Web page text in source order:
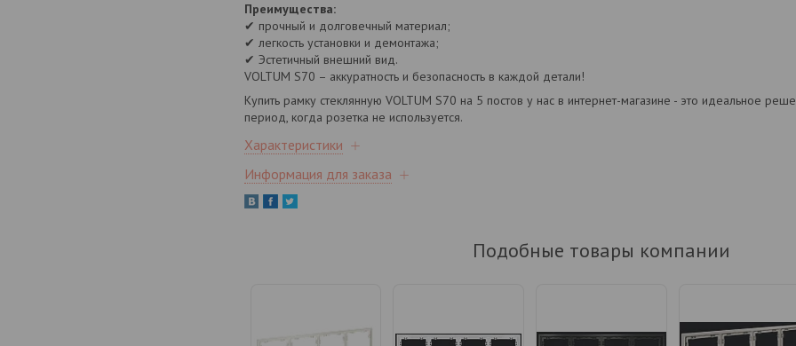
Преимущества:
✔ прочный и долговечный материал;
✔ легкость установки и демонтажа;
✔ Эстетичный внешний вид.
VOLTUM S70 – аккуратность и безопасность в каждой детали!
Купить рамку стеклянную VOLTUM S70 на 5 постов у нас в интернет-магазине - это идеальное
период, когда розетка не используется.
Характеристики
Информация для заказа
Подобные товары компании